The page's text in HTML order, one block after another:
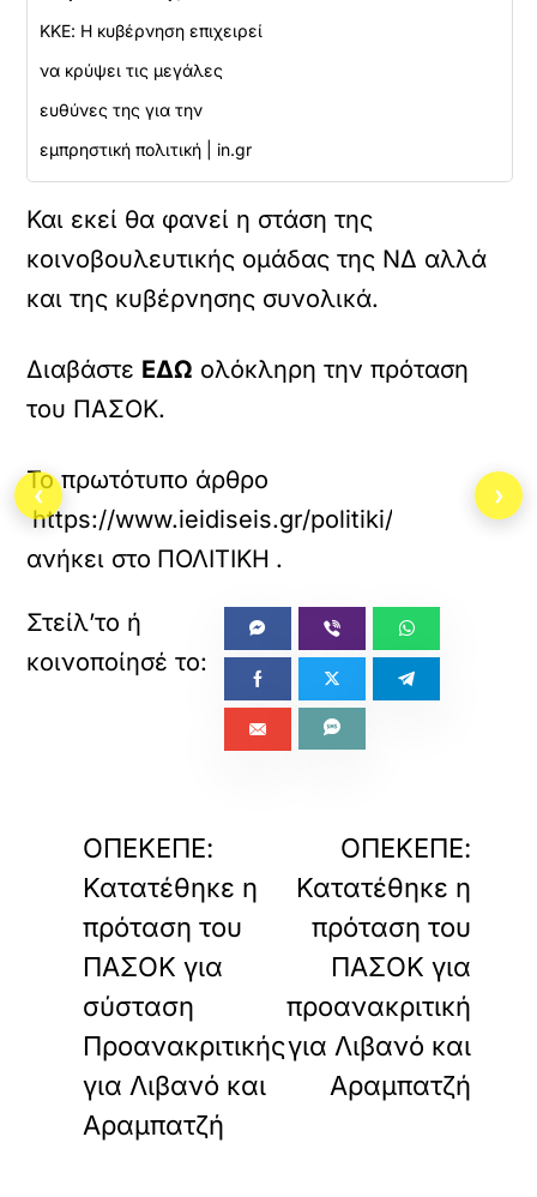
ΚΚΕ: Η κυβέρνηση επιχειρεί
να κρύψει τις μεγάλες
ευθύνες της για την
εμπρηστική πολιτική | in.gr
Και εκεί θα φανεί η στάση της
κοινοβουλευτικής ομάδας της ΝΔ αλλά
και της κυβέρνησης συνολικά.
Διαβάστε ΕΔΩ ολόκληρη την πρόταση
του ΠΑΣΟΚ.
Το πρωτότυπο άρθρο
https://www.ieidiseis.gr/politiki/752953/
ανήκει στο ΠΟΛΙΤΙΚΗ .
ΟΠΕΚΕΠΕ:
Κατατέθηκε η
πρόταση του
ΠΑΣΟΚ για
σύσταση
Προανακριτικής
για Λιβανό και
Αραμπατζή
ΟΠΕΚΕΠΕ:
Κατατέθηκε η
πρόταση του
ΠΑΣΟΚ για
προανακριτική
για Λιβανό και
Αραμπατζή
‹ ›